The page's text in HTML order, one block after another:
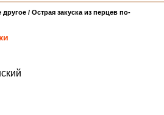
другое / Острая закуска из перцев по-